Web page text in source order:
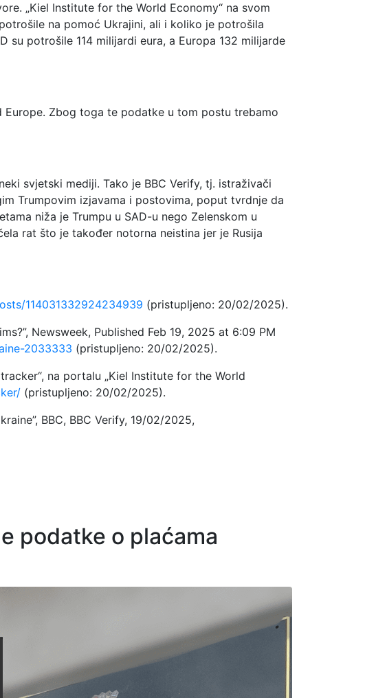
„Kiel Institute for the World Economy“ na svom
na pomoć Ukrajini, ali i koliko je potrošila
su potrošile 114 milijardi eura, a Europa 132 milijarde
Zbog toga te podatke u tom postu trebamo
svjetski mediji. Tako je BBC Verify, tj. istraživači
Trumpovim izjavama i postovima, poput tvrdnje da
niža je Trumpu u SAD-u nego Zelenskom u
rat što je također notorna neistina jer je Rusija
114031332924234939 (pristupljeno: 20/02/2025).
Newsweek, Published Feb 19, 2025 at 6:09 PM
2033333 (pristupljeno: 20/02/2025).
na portalu „Kiel Institute for the World
(pristupljeno: 20/02/2025).
BBC, BBC Verify, 19/02/2025,
podatke o plaćama